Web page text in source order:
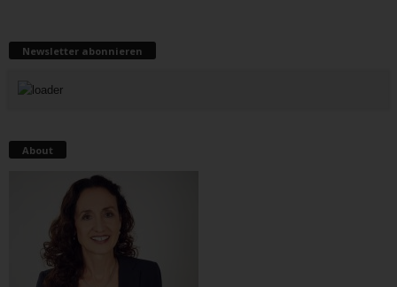
Newsletter abonnieren
About